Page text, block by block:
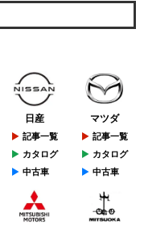
日産
記事一覧
カタログ
中古車
マツダ
記事一覧
カタログ
中古車